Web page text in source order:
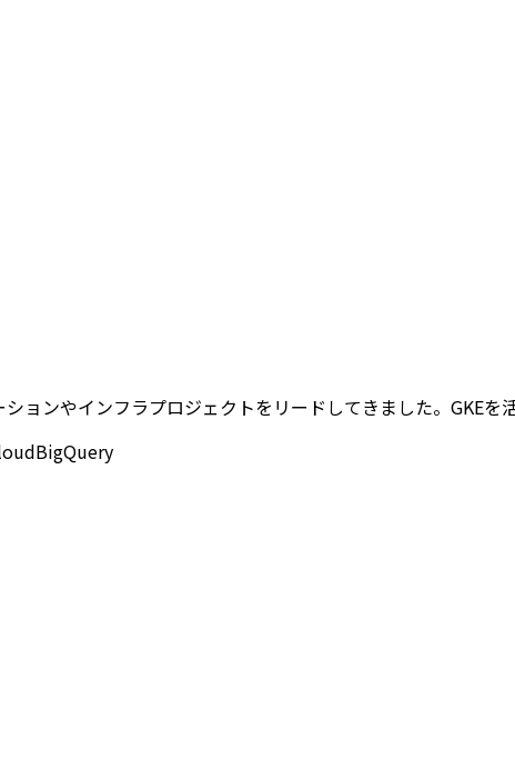
ンやインフラプロジェクトをリードしてきました。GKEを
BigQuery